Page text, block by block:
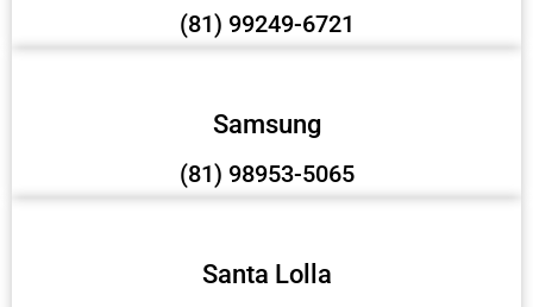
(81) 99249-6721
Samsung
(81) 98953-5065
Santa Lolla